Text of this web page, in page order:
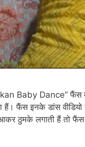
Baby Dance” फैंस
हैं। फैंस इनके डांस
ठुमके लगाती हैं तो